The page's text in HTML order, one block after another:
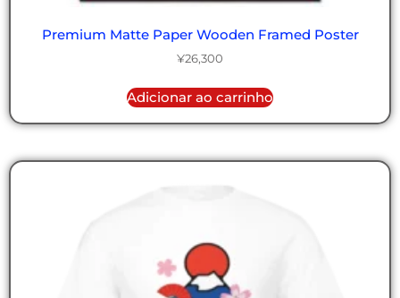
Premium Matte Paper Wooden Framed Poster
¥26,300
Adicionar ao carrinho